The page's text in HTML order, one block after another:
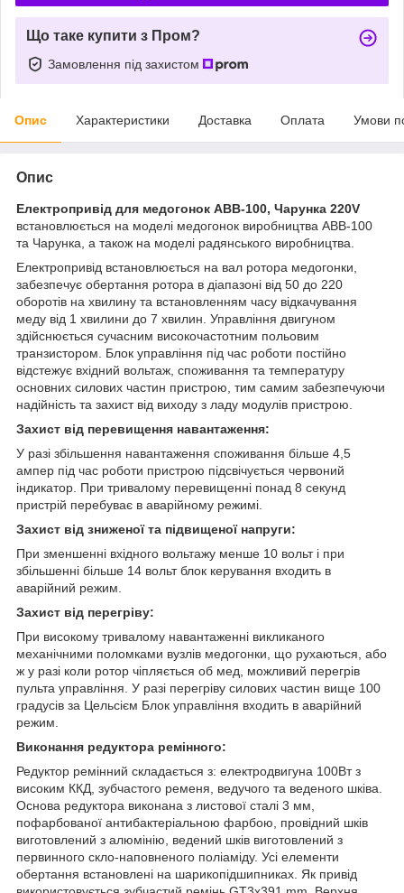
Що таке купити з Пром?
Замовлення під захистом
Опис Характеристики Доставка Оплата Умови
Опис
Електропривід для медогонок АВВ-100, Чарунка 220V
встановлюється на моделі медогонок виробництва АВВ-100
та Чарунка, а також на моделі радянського виробництва.
Електропривід встановлюється на вал ротора медогонки,
забезпечує обертання ротора в діапазоні від 50 до 220
оборотів на хвилину та встановленням часу відкачування
меду від 1 хвилини до 7 хвилин. Управління двигуном
здійснюється сучасним високочастотним польовим
транзистором. Блок управління під час роботи постійно
відстежує вхідний вольтаж, споживання та температуру
основних силових частин пристрою, тим самим забезпечуючи
надійність та захист від виходу з ладу модулів пристрою.
Захист від перевищення навантаження:
У разі збільшення навантаження споживання більше 4,5
ампер під час роботи пристрою підсвічується червоний
індикатор. При тривалому перевищенні понад 8 секунд
пристрій перебуває в аварійному режимі.
Захист від зниженої та підвищеної напруги:
При зменшенні вхідного вольтажу менше 10 вольт і при
збільшенні більше 14 вольт блок керування входить в
аварійний режим.
Захист від перегріву:
При високому тривалому навантаженні викликаного
механічними поломками вузлів медогонки, що рухаються, або
ж у разі коли ротор чіпляється об мед, можливий перегрів
пульта управління. У разі перегріву силових частин вище 100
градусів за Цельсієм Блок управління входить в аварійний
режим.
Виконання редуктора ремінного:
Редуктор ремінний складається з: електродвигуна 100Вт з
високим ККД, зубчастого ременя, ведучого та веденого шківа.
Основа редуктора виконана з листової сталі 3 мм,
пофарбованої антибактеріальною фарбою, провідний шків
виготовлений з алюмінію, ведений шків виготовлений з
первинного скло-наповненого поліаміду. Усі елементи
обертання встановлені на шарикопідшипниках. Як привід